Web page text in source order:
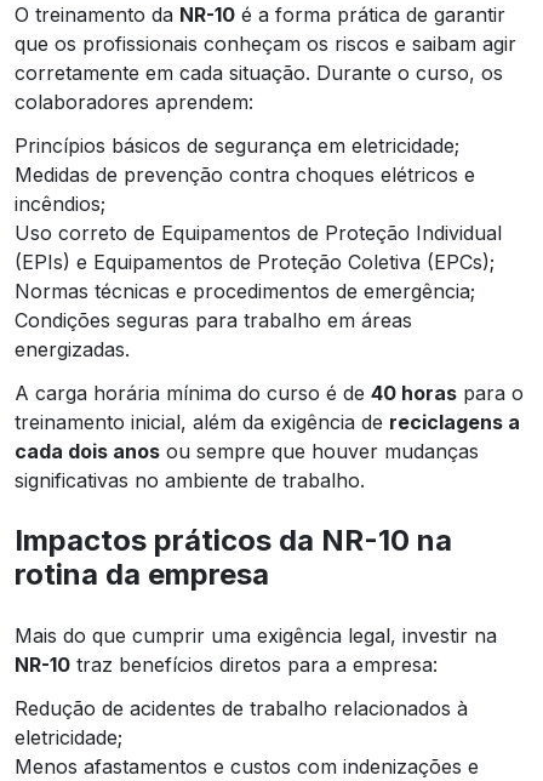
O treinamento da NR-10 é a forma prática de garantir
que os profissionais conheçam os riscos e saibam agir
corretamente em cada situação. Durante o curso, os
colaboradores aprendem:
Princípios básicos de segurança em eletricidade;
Medidas de prevenção contra choques elétricos e
incêndios;
Uso correto de Equipamentos de Proteção Individual
(EPIs) e Equipamentos de Proteção Coletiva (EPCs);
Normas técnicas e procedimentos de emergência;
Condições seguras para trabalho em áreas
energizadas.
A carga horária mínima do curso é de 40 horas para o
treinamento inicial, além da exigência de reciclagens a
cada dois anos ou sempre que houver mudanças
significativas no ambiente de trabalho.
Impactos práticos da NR-10 na
rotina da empresa
Mais do que cumprir uma exigência legal, investir na
NR-10 traz benefícios diretos para a empresa:
Redução de acidentes de trabalho relacionados à
eletricidade;
Menos afastamentos e custos com indenizações e